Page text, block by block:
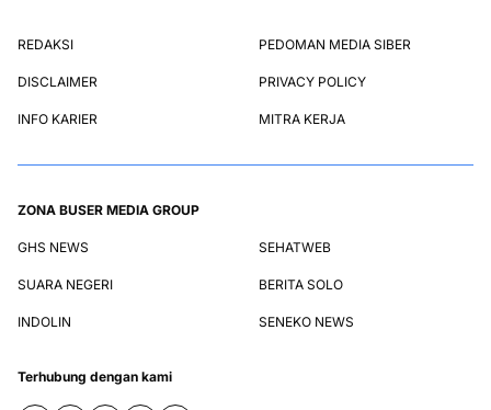
REDAKSI PEDOMAN MEDIA SIBER
DISCLAIMER PRIVACY POLICY
INFO KARIER MITRA KERJA
ZONA BUSER MEDIA GROUP
GHS NEWS SEHATWEB
SUARA NEGERI BERITA SOLO
INDOLIN SENEKO NEWS
Terhubung dengan kami